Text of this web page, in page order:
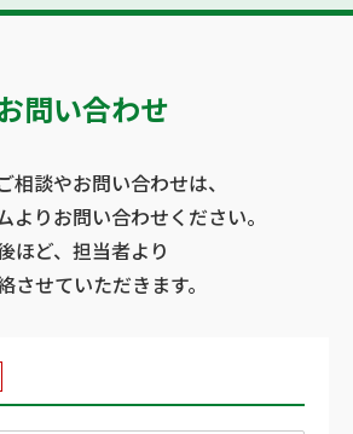
問い合わせ
相談やお問い合わせは、
よりお問い合わせください。
ほど、担当者より
させていただきます。